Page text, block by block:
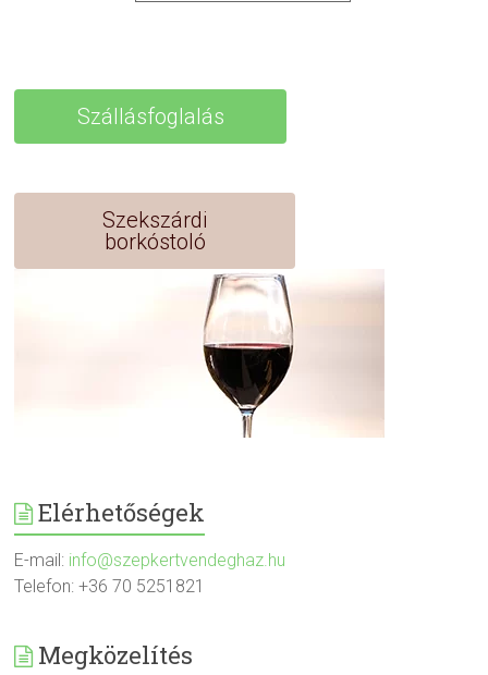
Szállásfoglalás
Szekszárdi
borkóstoló
Elérhetőségek
E-mail: info@szepkertvendeghaz.hu
Telefon: +36 70 5251821
Megközelítés